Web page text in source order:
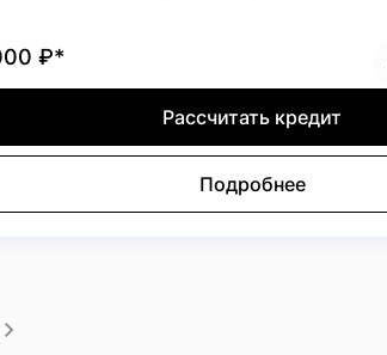
₽*
Рассчитать кредит
Подробнее